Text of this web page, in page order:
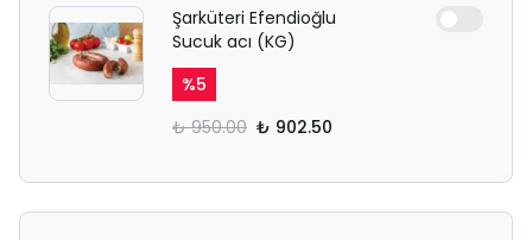
Şarküteri Efendioğlu
Sucuk acı (KG)
%5
₺ 950.00 ₺ 902.50